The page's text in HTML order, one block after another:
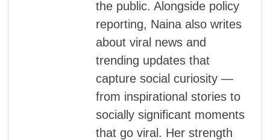
the public. Alongside policy
reporting, Naina also writes
about viral news and
trending updates that
capture social curiosity —
from inspirational stories to
socially significant moments
that go viral. Her strength